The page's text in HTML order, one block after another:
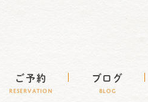
ご予約
RESERVATION
ブログ
BLOG